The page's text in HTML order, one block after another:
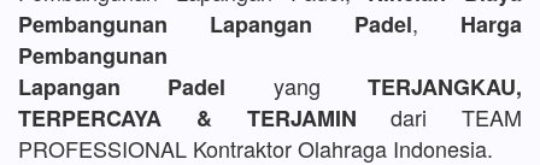
Pembangunan Lapangan Padel, Harga
Pembangunan
Lapangan Padel yangTERJANGKAU,
TERPERCAYA & TERJAMIN dari TEAM
PROFESSIONAL Kontraktor Olahraga Indonesia.